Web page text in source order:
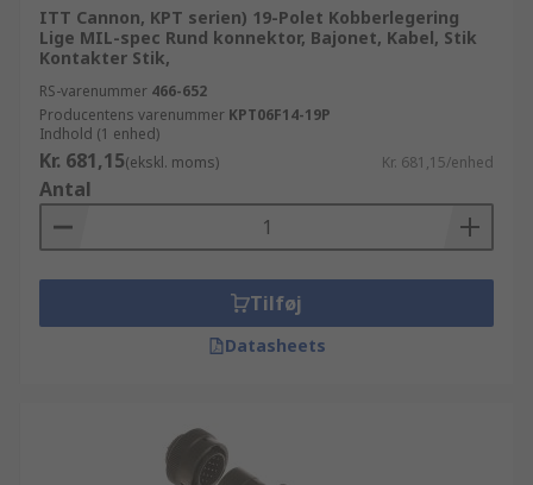
ITT Cannon, KPT serien) 19-Polet Kobberlegering
Lige MIL-spec Rund konnektor, Bajonet, Kabel, Stik
Kontakter Stik,
RS-varenummer 466-652
Producentens varenummer KPT06F14-19P
Indhold (1 enhed)
Kr. 681,15(ekskl. moms) Kr. 681,15/enhed
Antal
Tilføj
Datasheets